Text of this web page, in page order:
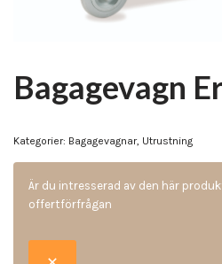
Bagagevagn
Kategorier: Bagagevagnar, Utrustning
Är du intresserad av den här
offertförfrågan